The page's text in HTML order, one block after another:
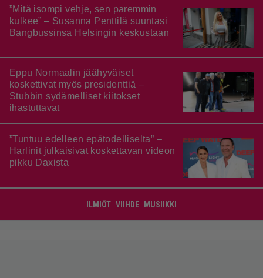
”Mitä isompi vehje, sen paremmin
kulkee” – Susanna Penttilä suuntasi
Bangbussinsa Helsingin keskustaan
Eppu Normaalin jäähyväiset
koskettivat myös presidenttiä –
Stubbin sydämelliset kiitokset
ihastuttavat
”Tuntuu edelleen epätodelliselta” –
Harlinit julkaisivat koskettavan videon
pikku Daxista
ILMIÖT VIIHDE MUSIIKKI